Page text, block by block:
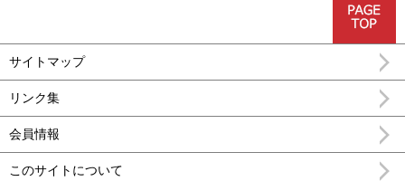
サイトマップ
リンク集
会員情報
このサイトについて